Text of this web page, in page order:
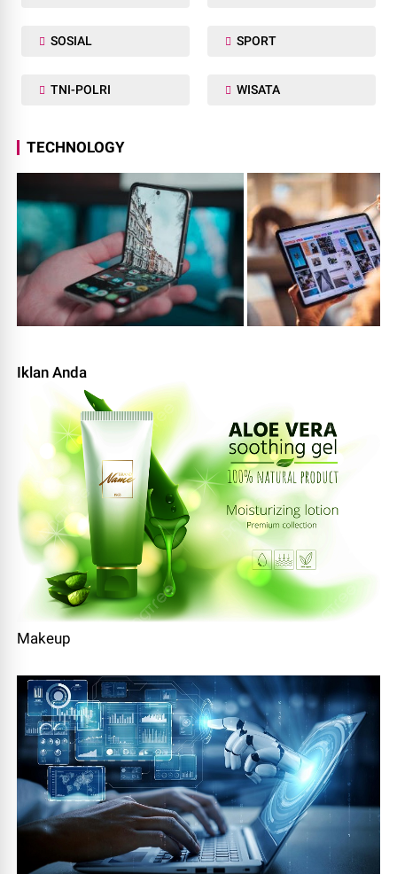
SOSIAL SPORT
TNI-POLRI WISATA
TECHNOLOGY
Iklan Anda
Makeup